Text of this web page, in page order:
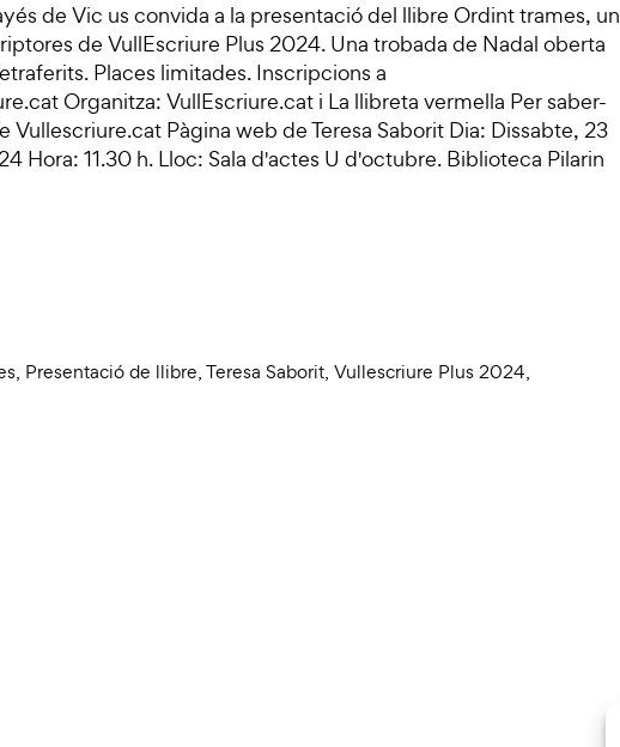
de Vic us convida a la presentació del llibre Ordint trames, un
de VullEscriure Plus 2024. Una trobada de Nadal oberta
Places limitades. Inscripcions a
Organitza: VullEscriure.cat i La llibreta vermella Per saber-
Vullescriure.cat Pàgina web de Teresa Saborit Dia: Dissabte, 23
Hora: 11.30 h. Lloc: Sala d'actes U d'octubre. Biblioteca Pilarin
, Presentació de llibre,Teresa Saborit, Vullescriure Plus 2024,